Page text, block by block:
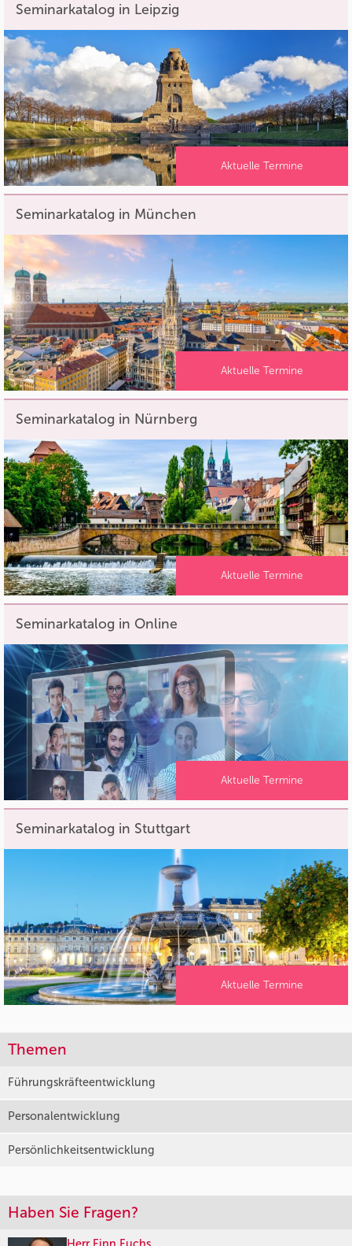
Seminarkatalog in Leipzig
Aktuelle Termine
Seminarkatalog in München
Aktuelle Termine
Seminarkatalog in Nürnberg
Aktuelle Termine
Seminarkatalog in Online
Aktuelle Termine
Seminarkatalog in Stuttgart
Aktuelle Termine
Themen
Führungskräfteentwicklung
Personalentwicklung
Persönlichkeitsentwicklung
Haben Sie Fragen?